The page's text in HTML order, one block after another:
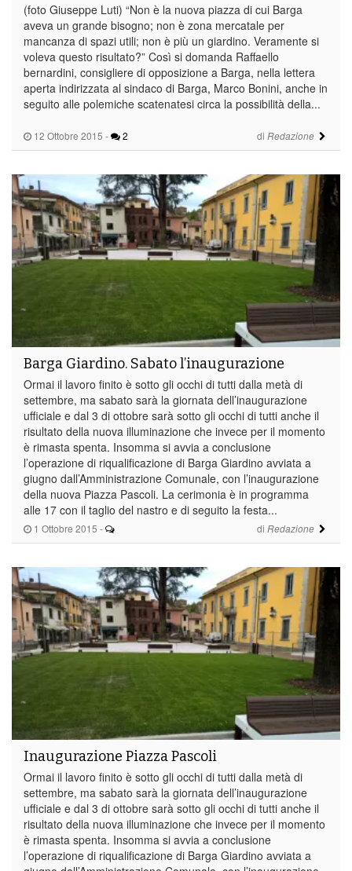
12 Ottobre 2015 - 2 di Redazione
(foto Giuseppe Luti) “Non è la nuova piazza di cui Barga
aveva un grande bisogno; non è zona mercatale per
mancanza di spazi utili; non è più un giardino. Veramente si
voleva questo risultato?” Così si domanda Raffaello
bernardini, consigliere di opposizione a Barga, nella lettera
aperta indirizzata al sindaco di Barga, Marco Bonini, anche in
seguito alle polemiche scatenatesi circa la possibilità della...
1 Ottobre 2015 - di Redazione
Barga Giardino. Sabato l’inaugurazione
Ormai il lavoro finito è sotto gli occhi di tutti dalla metà di
settembre, ma sabato sarà la giornata dell’inaugurazione
ufficiale e dal 3 di ottobre sarà sotto gli occhi di tutti anche il
risultato della nuova illuminazione che invece per il momento
è rimasta spenta. Insomma si avvia a conclusione
l’operazione di riqualificazione di Barga Giardino avviata a
giugno dall’Amministrazione Comunale, con l’inaugurazione
della nuova Piazza Pascoli. La cerimonia è in programma
alle 17 con il taglio del nastro e di seguito la festa...
Inaugurazione Piazza Pascoli
Ormai il lavoro finito è sotto gli occhi di tutti dalla metà di
settembre, ma sabato sarà la giornata dell’inaugurazione
ufficiale e dal 3 di ottobre sarà sotto gli occhi di tutti anche il
risultato della nuova illuminazione che invece per il momento
è rimasta spenta. Insomma si avvia a conclusione
l’operazione di riqualificazione di Barga Giardino avviata a